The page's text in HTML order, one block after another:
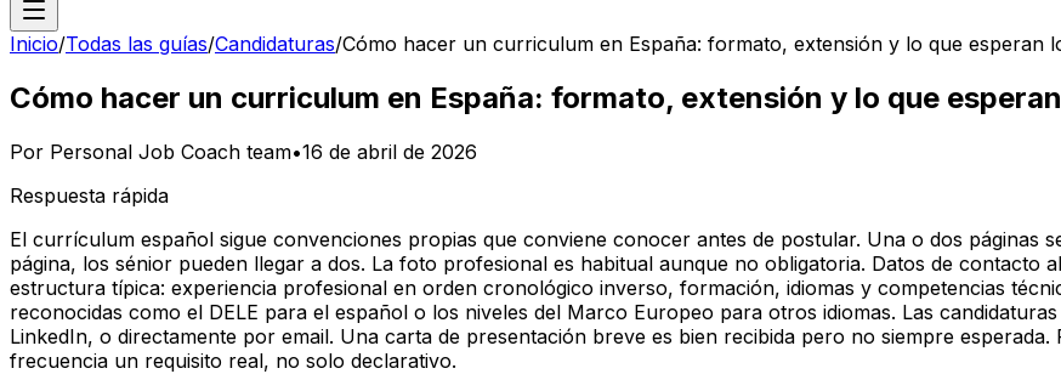
Inicio/Todas las guías/Candidaturas/Cómo hacer un curriculum en España: formato, extensión y lo que esperan
Cómo hacer un curriculum en España: formato, extensión y lo que
Por Personal Job Coach team•16 de abril de 2026
Respuesta rápida
El currículum español sigue convenciones propias que conviene conocer antes de postular. Una o dos páginas
página, los sénior pueden llegar a dos. La foto profesional es habitual aunque no obligatoria. Datos de contacto
estructura típica: experiencia profesional en orden cronológico inverso, formación, idiomas y competencias
reconocidas como el DELE para el español o los niveles del Marco Europeo para otros idiomas. Las
LinkedIn, o directamente por email. Una carta de presentación breve es bien recibida pero no siempre
frecuencia un requisito real, no solo declarativo.